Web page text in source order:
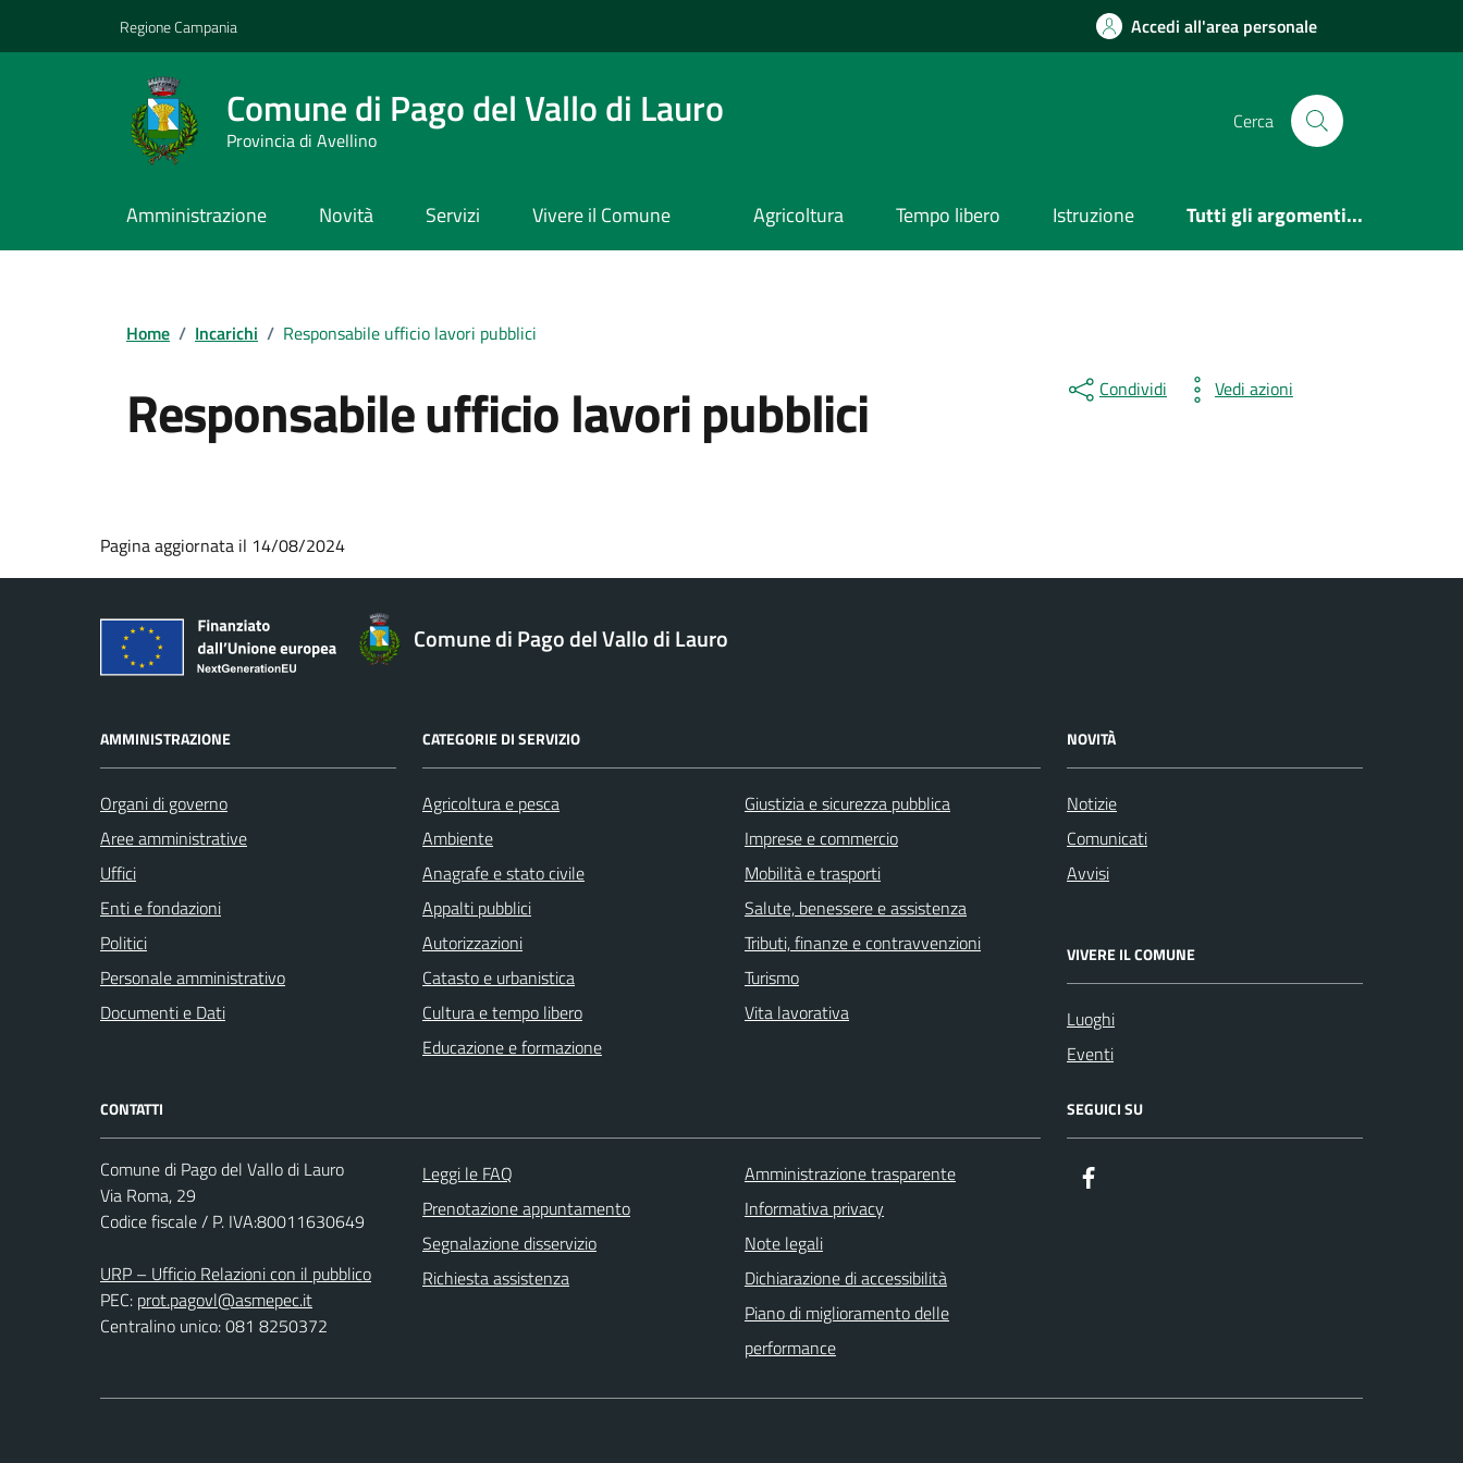
Regione Campania Accedi all'area personale
Comune di Pago del Vallo di Lauro
Provincia di Avellino
Cerca
Amministrazione Novità Servizi Vivere il Comune Agricoltura Tempo libero Istruzione Tutti gli argomenti...
Home / Incarichi / Responsabile ufficio lavori pubblici
Responsabile ufficio lavori pubblici Condividi Vedi azioni
Pagina aggiornata il 14/08/2024
Comune di Pago del Vallo di Lauro
AMMINISTRAZIONE
Organi di governo
Aree amministrative
Uffici
Enti e fondazioni
Politici
Personale amministrativo
Documenti e Dati
CATEGORIE DI SERVIZIO
Agricoltura e pesca
Ambiente
Anagrafe e stato civile
Appalti pubblici
Autorizzazioni
Catasto e urbanistica
Cultura e tempo libero
Educazione e formazione
Giustizia e sicurezza pubblica
Imprese e commercio
Mobilità e trasporti
Salute, benessere e assistenza
Tributi, finanze e contravvenzioni
Turismo
Vita lavorativa
NOVITÀ
Notizie
Comunicati
Avvisi
VIVERE IL COMUNE
Luoghi
Eventi
CONTATTI
Comune di Pago del Vallo di Lauro
Via Roma, 29
Codice fiscale / P. IVA:80011630649
URP – Ufficio Relazioni con il pubblico
PEC: prot.pagovl@asmepec.it
Centralino unico: 081 8250372
Leggi le FAQ
Prenotazione appuntamento
Segnalazione disservizio
Richiesta assistenza
Amministrazione trasparente
Informativa privacy
Note legali
Dichiarazione di accessibilità
Piano di miglioramento delle
performance
SEGUICI SU